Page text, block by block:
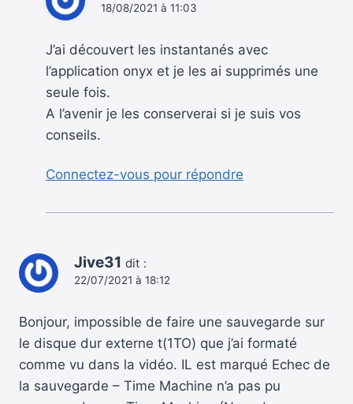
18/08/2021 à 11:03
J’ai découvert les instantanés avec
l’application onyx et je les ai supprimés une
seule fois.
A l’avenir je les conserverai si je suis vos
conseils.
Connectez-vous pour répondre
Jive31 dit :
22/07/2021 à 18:12
Bonjour, impossible de faire une sauvegarde sur
le disque dur externe t(1TO) que j’ai formaté
comme vu dans la vidéo. IL est marqué Echec de
la sauvegarde – Time Machine n’a pas pu